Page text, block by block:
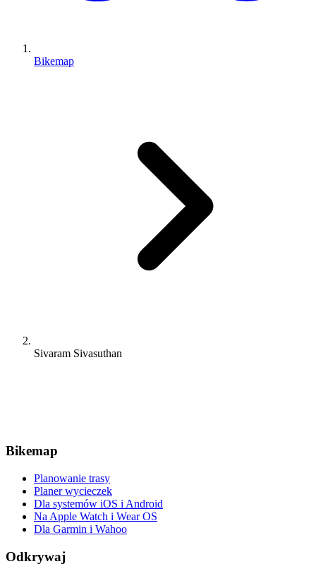
Bikemap
Sivaram Sivasuthan
Bikemap
Planowanie trasy
Planer wycieczek
Dla systemów iOS i Android
Na Apple Watch i Wear OS
Dla Garmin i Wahoo
Odkrywaj